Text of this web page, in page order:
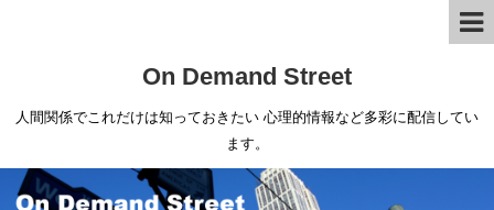
On Demand Street
人間関係でこれだけは知っておきたい 心理的情報など多彩に配信してい
ます。